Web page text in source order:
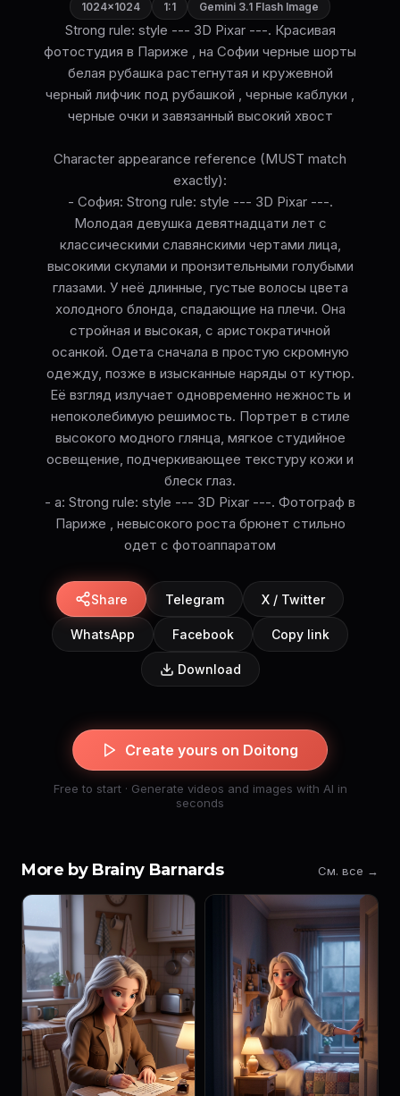
1024×1024 1:1 Gemini 3.1 Flash Image
Strong rule: style --- 3D Pixar ---. Красивая
фотостудия в Париже , на Софии черные шорты
белая рубашка растегнутая и кружевной
черный лифчик под рубашкой , черные каблуки ,
черные очки и завязанный высокий хвост
Character appearance reference (MUST match
exactly):
- София: Strong rule: style --- 3D Pixar ---.
Молодая девушка девятнадцати лет с
классическими славянскими чертами лица,
высокими скулами и пронзительными голубыми
глазами. У неё длинные, густые волосы цвета
холодного блонда, спадающие на плечи. Она
стройная и высокая, с аристократичной
осанкой. Одета сначала в простую скромную
одежду, позже в изысканные наряды от кутюр.
Её взгляд излучает одновременно нежность и
непоколебимую решимость. Портрет в стиле
высокого модного глянца, мягкое студийное
освещение, подчеркивающее текстуру кожи и
блеск глаз.
- а: Strong rule: style --- 3D Pixar ---. Фотограф в
Париже , невысокого роста брюнет стильно
одет с фотоаппаратом
Share Telegram X / Twitter
WhatsApp Facebook Copy link
Download
Create yours on Doitong
Free to start · Generate videos and images with AI in
seconds
More by Brainy Barnards См. все →